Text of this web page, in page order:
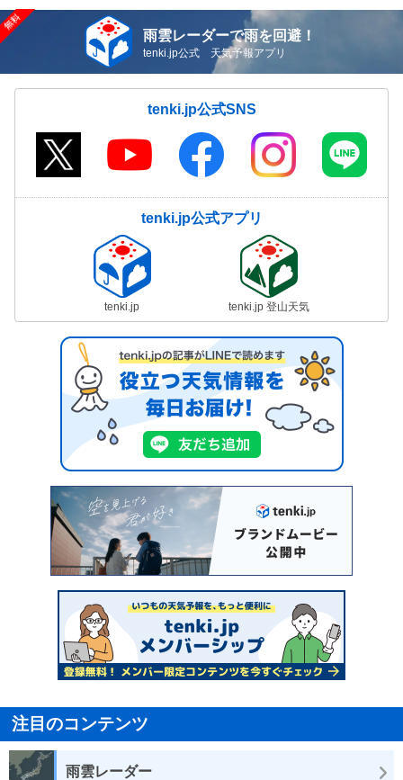
雨雲レーダーで雨を回避！
tenki.jp公式 天気予報アプリ
tenki.jp公式SNS
tenki.jp公式アプリ
tenki.jp tenki.jp 登山天気
注目のコンテンツ
雨雲レーダー